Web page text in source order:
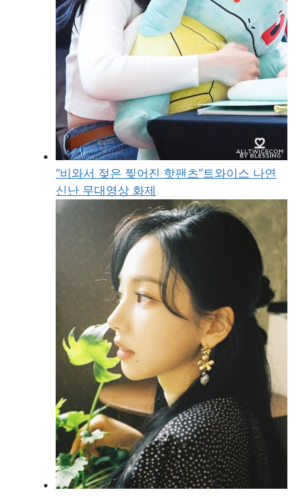
“비와서 젖은 찢어진 핫팬츠”트와이스 나연
신난 무대영상 화제